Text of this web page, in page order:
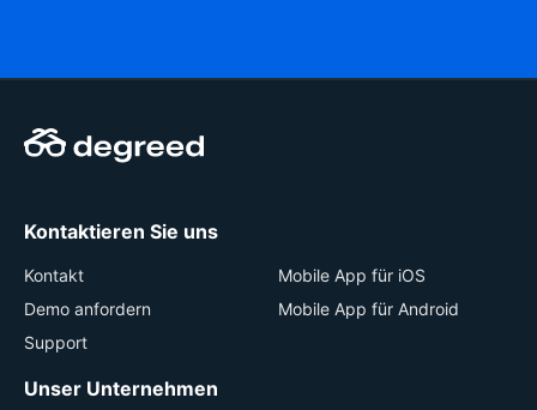
Kontaktieren Sie uns
Kontakt
Demo anfordern
Support
Mobile App für iOS
Mobile App für Android
Unser Unternehmen